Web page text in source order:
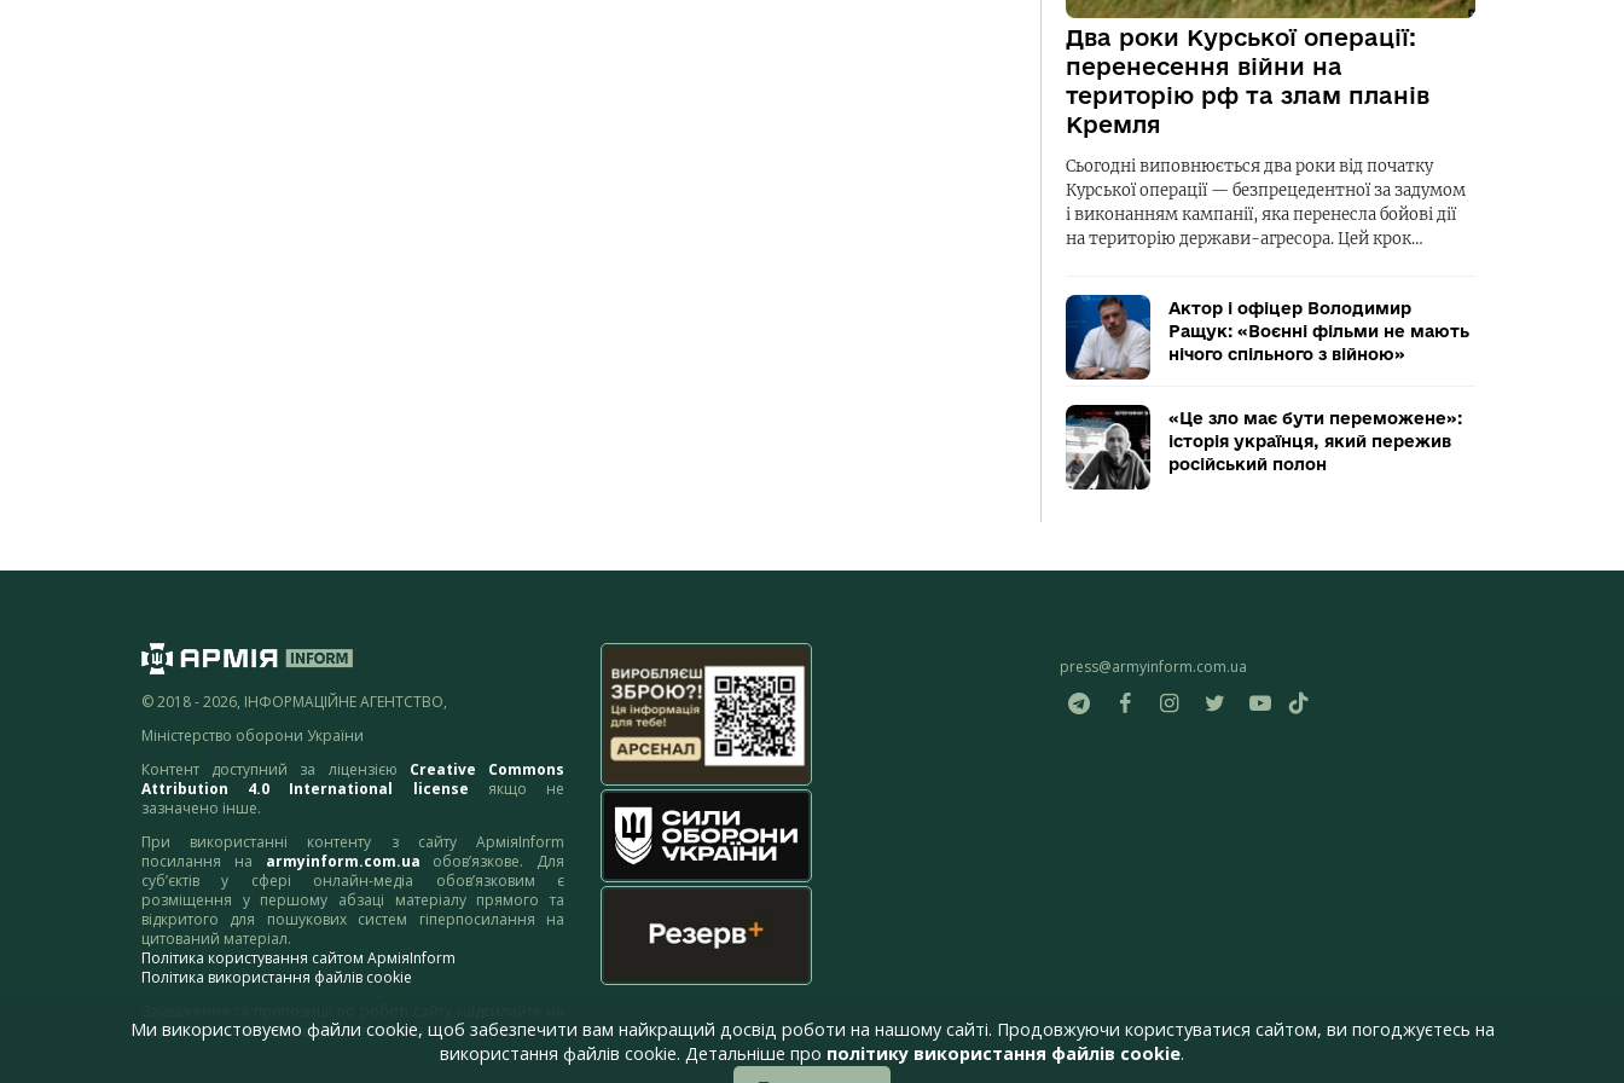
Два роки Курської операції:
перенесення війни на
територію рф та злам планів
Кремля
Сьогодні виповнюється два роки від початку
Курської операції — безпрецедентної за задумом
і виконанням кампанії, яка перенесла бойові дії
на територію держави-агресора. Цей крок…
Актор і офіцер Володимир
Ращук: «Воєнні фільми не мають
нічого спільного з війною»
«Це зло має бути переможене»:
історія українця, який пережив
російський полон
© 2018 - 2026, ІНФОРМАЦІЙНЕ АГЕНТСТВО,
Міністерство оборони України
Контент доступний за ліцензією Creative Commons
Attribution 4.0 International license якщо не
зазначено інше.
При використанні контенту з сайту АрміяInform
посилання на armyinform.com.ua обов’язкове. Для
суб’єктів у сфері онлайн-медіа обов’язковим є
розміщення у першому абзаці матеріалу прямого та
відкритого для пошукових систем гіперпосилання на
цитований матеріал.
Політика користування сайтом АрміяInform
Політика використання файлів cookie
адресу:webmaster@armyinform.com.ua
press@armyinform.com.ua
Ми використовуємо файли cookie, щоб забезпечити вам найкращий досвід роботи на нашому сайті. Продовжуючи користуватися сайтом, ви погоджуєтесь на
використання файлів cookie. Детальніше про політику використання файлів cookie.